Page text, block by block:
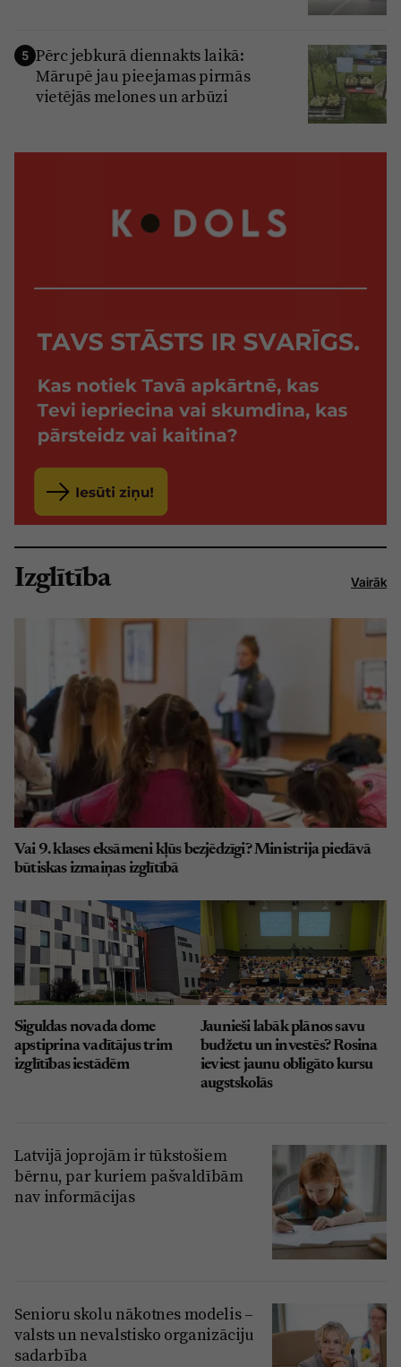
5 Pērc jebkurā diennakts laikā:
Mārupē jau pieejamas pirmās
vietējās melones un arbūzi
Izglītība Vairāk
Vai 9. klases eksāmeni kļūs bezjēdzīgi? Ministrija piedāvā
būtiskas izmaiņas izglītībā
Siguldas novada dome
apstiprina vadītājus trim
izglītības iestādēm
Jaunieši labāk plānos savu
budžetu un investēs? Rosina
ieviest jaunu obligāto kursu
augstskolās
Latvijā joprojām ir tūkstošiem
bērnu, par kuriem pašvaldībām
nav informācijas
Senioru skolu nākotnes modelis –
valsts un nevalstisko organizāciju
sadarbība